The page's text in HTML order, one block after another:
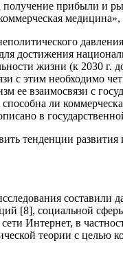
получение прибыли и
достижения
жизни (к 2030 г.
с этим необходимо
ее взаимосвязи с
ли
в
тенденции
составили
[8], социальной
Интернет, в
теории с целью